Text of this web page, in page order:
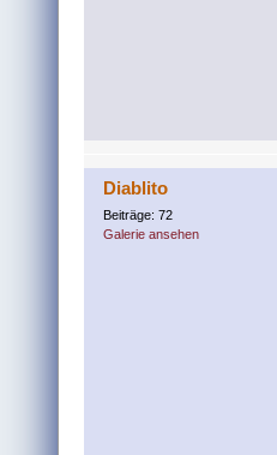
Diablito
Beiträge: 72
Galerie ansehen